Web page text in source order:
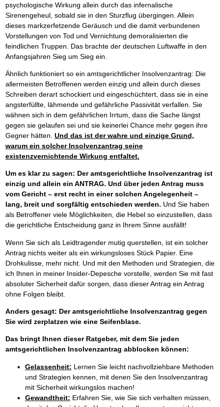
psychologische Wirkung allein durch das infernalische
Sirenengeheul, sobald sie in den Sturzflug übergingen. Allein
dieses markzerfetzende Geräusch und die damit verbundenen
Vorstellungen von Tod und Vernichtung demoralisierten die
feindlichen Truppen. Das brachte der deutschen Luftwaffe in den
Anfangsjahren Sieg um Sieg ein.
Ähnlich funktioniert so ein amtsgerichtlicher Insolvenzantrag: Die
allermeisten Betroffenen werden einzig und allein durch dieses
Schreiben derart schockiert und eingeschüchtert, dass sie in eine
angsterfüllte, lähmende und gefährliche Passivität verfallen. Sie
wähnen sich in dem gefährlichen Irrtum, dass die Sache längst
gegen sie gelaufen sei und sie keinerlei Chance mehr gegen ihre
Gegner hätten. Und das ist der wahre und einzige Grund,
warum ein solcher Insolvenzantrag seine
existenzvernichtende Wirkung entfaltet.
Um es klar zu sagen: Der amtsgerichtliche Insolvenzantrag ist
einzig und allein ein ANTRAG. Und über jeden Antrag muss
vom Gericht – erst recht in einer solchen Angelegenheit –
lang, breit und sorgfältig entschieden werden. Und Sie haben
als Betroffener viele Möglichkeiten, die Hebel so einzustellen, dass
die gerichtliche Entscheidung ganz in Ihrem Sinne ausfällt!
Wenn Sie sich als Leidtragender mutig querstellen, ist ein solcher
Antrag nichts weiter als ein wirkungsloses Stück Papier. Eine
Drohkulisse, mehr nicht. Und mit den Methoden und Strategien, die
ich Ihnen in meiner Insider-Depesche vorstelle, werden Sie mit fast
absoluter Sicherheit dafür sorgen, dass dieser Antrag ein Antrag
ohne Folgen bleibt.
Anders gesagt: Der amtsgerichtliche Insolvenzantrag gegen
Sie wird zerplatzen wie eine Seifenblase.
Das bringt Ihnen dieser Ratgeber, mit dem Sie jeden
amtsgerichtlichen Insolvenzantrag abblocken können:
Gelassenheit: Lernen Sie leicht nachvollziehbare Methoden
und Strategien kennen, mit denen Sie den Insolvenzantrag
mit Sicherheit wirkungslos machen!
Gewandtheit: Erfahren Sie, wie Sie sich verhalten müssen,